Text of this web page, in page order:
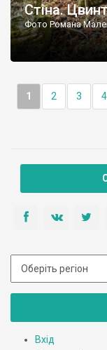
Стіна.
Фото Романа
1 2 3 4
Вхід